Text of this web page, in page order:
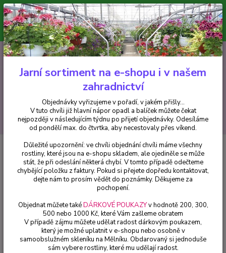
Minimální hodnota pro odeslání z e-shopu je 300 Kč.
V tuto chvíli již hlavní nápor objednávek opadl a balíček můžete čekat
nejpozději v následujícím týdnu po přijetí objednávky. Objednávky
vyřizujeme v pořadí, v jakém přišly...
CZK
Hledat
+420 602 223 614 0ks
za0 Kč
Bylinky a léčivky Máta zázvorová (Mentha gracilit, Ginger) - 162B
Máta zázvorová (Mentha gracilit,
Ginger) - 162B
Jarní sortiment na e-shopu i v našem
zahradnictví
Objednávky vyřizujeme v pořadí, v jakém přišly...
V tuto chvíli již hlavní nápor opadl a balíček můžete čekat
nejpozději v následujícím týdnu po přijetí objednávky. Odesíláme
od pondělí max. do čtvrtka, aby necestovaly přes víkend.
Důležité upozornění: ve chvíli objednání chvíli máme všechny
rostliny, které jsou na e-shopu skladem, ale ojediněle se může
stát, že při odeslání některá chybí. V tomto případě odečteme
chybějící položku z faktury. Pokud si přejete dopředu kontaktovat,
dejte nám to prosím vědět do poznámky. Děkujeme za
pochopení.
Objednat můžete takéDÁRKOVÉ POUKAZYv hodnotě 200, 300,
500 nebo 1000 Kč, které Vám zašleme obratem
V případě zájmu můžete udělat radost dárkovým poukazem,
který je možné uplatnit v e-shopu nebo osobně v
samoobslužném skleníku na Mělníku. Obdarovaný si jednoduše
sám vybere rostliny, které mu udělají radost.